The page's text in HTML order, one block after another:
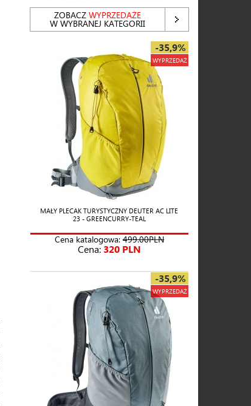
ZOBACZ WYPRZEDAŻE
W WYBRANEJ KATEGORII
-35,9%
WYPRZEDAŻ
MAŁY PLECAK TURYSTYCZNY DEUTER AC LITE
23 - GREENCURRY-TEAL
Cena katalogowa:499.00PLN
Cena: 320 PLN
-35,9%
WYPRZEDAŻ